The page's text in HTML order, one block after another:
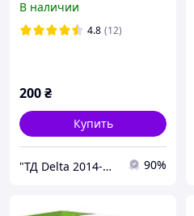
(катушка 1 кг) без газа
GRADIENT
В наличии
4.8 (12)
200₴
Купить
"ТД Delta 2014-Интернет магазин" Все для сварочных работ 90%